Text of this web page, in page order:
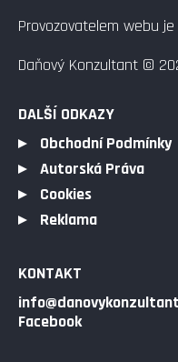
Provozovatelem webu
Daňový Konzultant ©
DALŠÍ ODKAZY
Obchodní Podmínky
Autorská Práva
Cookies
Reklama
KONTAKT
Facebook